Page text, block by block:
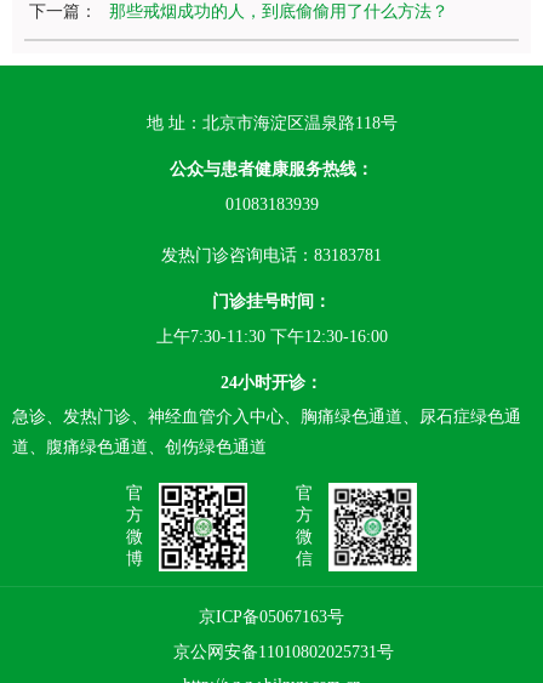
下一篇： 那些戒烟成功的人，到底偷偷用了什么方法？
地 址：北京市海淀区温泉路118号
公众与患者健康服务热线：
01083183939
发热门诊咨询电话：83183781
门诊挂号时间：
上午7:30-11:30 下午12:30-16:00
24小时开诊：
急诊、发热门诊、神经血管介入中心、胸痛绿色通道、尿石症绿色通
道、腹痛绿色通道、创伤绿色通道
官
方
微
博
官
方
微
信
京ICP备05067163号
京公网安备11010802025731号